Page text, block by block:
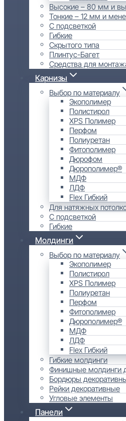
Высокие – 80 мм и
Тонкие – 12 мм и
С подсветкой
Гибкие
Скрытого типа
Плинтус-Багет
Средства для
Карнизы
Выбор по материалу
Экополимер
Полистирол
XPS Полимер
Перфом
Полиуретан
Фитополимер
Дюрофом
Дюрополимер®
МДФ
ЛДФ
Flex Гибкий
Для натяжных
С подсветкой
Гибкие
Молдинги
Выбор по материалу
Экополимер
Полистирол
XPS Полимер
Полиуретан
Перфом
Фитополимер
Дюрополимер®
МДФ
ЛДФ
Flex Гибкий
Гибкие молдинги
Финишные молдинги
Бордюры
Рейки декоративные
Угловые элементы
Панели